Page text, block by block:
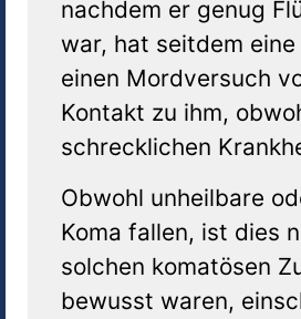
nachdem er genug
war, hat seitdem
einen Mordversuch
Kontakt zu ihm,
schrecklichen
Obwohl unheilbare
Koma fallen, ist dies
solchen komatösen
bewusst waren,